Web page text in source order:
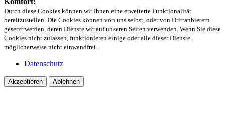
Durch diese Cookies können wir Ihnen eine erweiterte Funktionalität
bereitzustellen. Die Cookies können von uns selbst, oder von Drittanbietern
gesetzt werden, deren Dienste wir auf unseren Seiten verwenden. Wenn Sie diese
Cookies nicht zulassen, funktionieren einige oder alle dieser Dienste
möglicherweise nicht einwandfrei.
Datenschutz
Akzeptieren Ablehnen